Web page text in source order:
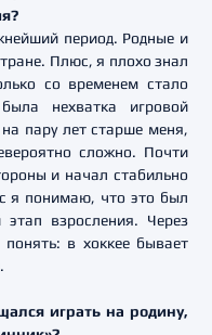
период. Родные и
Плюс, я плохо знал
со временем стало
нехватка игровой
пару лет старше меня,
сложно. Почти
и начал стабильно
я понимаю, что это был
взросления. Через
в хоккее бывает
играть на родину,